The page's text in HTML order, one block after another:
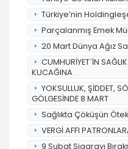
Türkiye’nin
Parçalanmış Emek
20 Mart Dünya Ağız
CUMHURİYET´İN
KUCAĞINA
YOKSULLUK, ŞİDDET,
GÖLGESİNDE 8 MART
Sağlıkta Çöküşün
VERGİ AFFI
9 Şubat Sigarayı